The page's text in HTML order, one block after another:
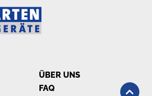
ÜBER UNS
FAQ